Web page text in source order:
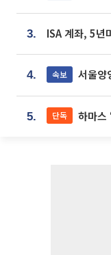
3. ISA 계좌, 5년
4. 속보 서울양
5. 단독 하마스 “